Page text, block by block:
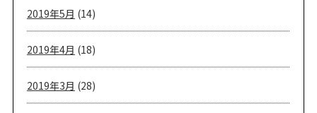
2019年5月 (14)
2019年4月 (18)
2019年3月 (28)